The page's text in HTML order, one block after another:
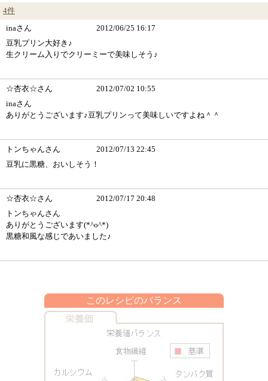
4件
inaさん
2012/06/25 16:17
豆乳プリン大好き♪
生クリーム入りでクリーミーで美味しそう♪
☆杏衣☆さん
2012/07/02 10:55
inaさん
ありがとうございます♪豆乳プリンって美味しいですよね＾＾
トンちゃんさん
2012/07/13 22:45
豆乳に黒糖、おいしそう！
☆杏衣☆さん
2012/07/17 20:48
トンちゃんさん
ありがとうございます(*^o^*)
黒糖和風な感じであいました♪
このレシピのバランス